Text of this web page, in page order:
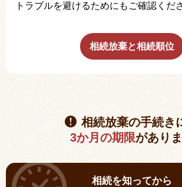
トラブルを避けるためにもご確認くだ
相続放棄と相続順位
相続放棄の手続き
3か月の期限があり
相続を知ってから